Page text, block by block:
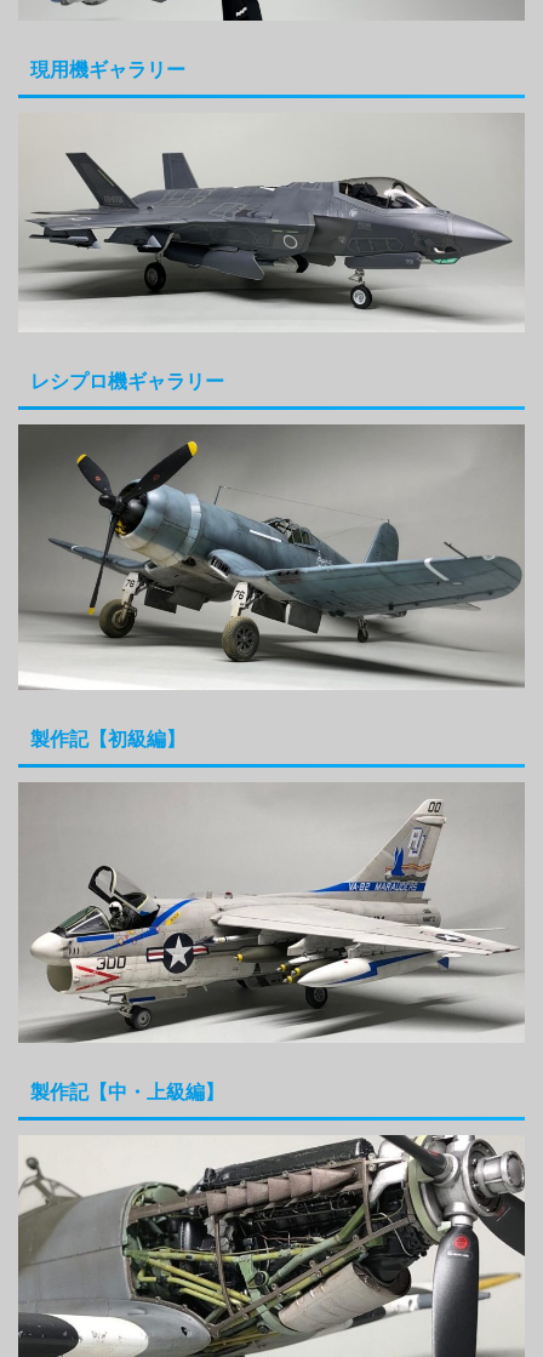
現用機ギャラリー
レシプロ機ギャラリー
製作記【初級編】
製作記【中・上級編】